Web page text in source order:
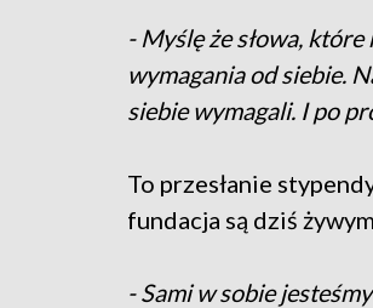
- Myślę że słowa,
wymagania od siebie.
siebie wymagali. I po
To przesłanie
fundacja są dziś
- Sami w sobie